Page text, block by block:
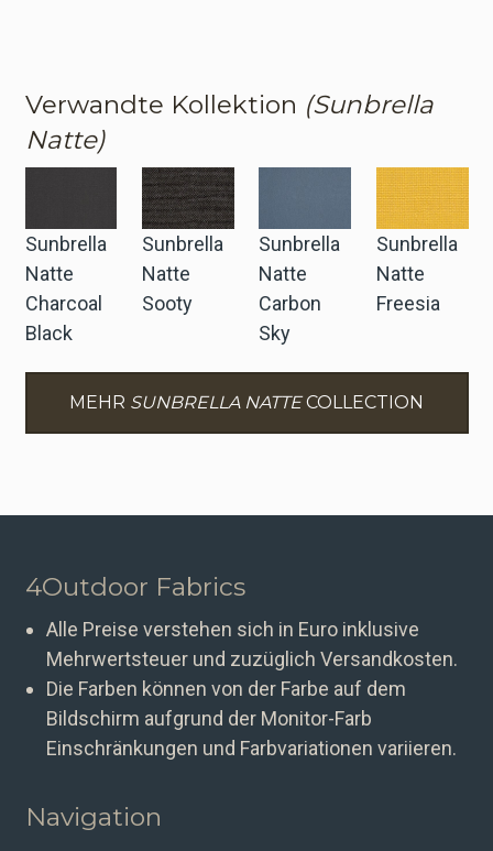
Verwandte Kollektion (Sunbrella
Natte)
Sunbrella
Natte
Charcoal
Black
Sunbrella
Natte
Sooty
Sunbrella
Natte
Carbon
Sky
Sunbrella
Natte
Freesia
MEHR SUNBRELLA NATTECOLLECTION
4Outdoor Fabrics
Alle Preise verstehen sich in Euro inklusive
Mehrwertsteuer und zuzüglich Versandkosten.
Die Farben können von der Farbe auf dem
Bildschirm aufgrund der Monitor-Farb
Einschränkungen und Farbvariationen variieren.
Navigation